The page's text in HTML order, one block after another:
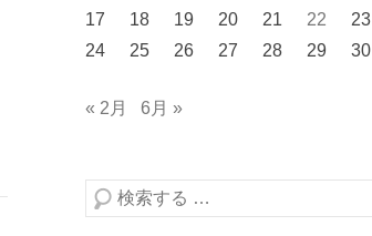
17
18 19 20 21 22
23
24
25 26 27 28 29 30
« 2月 6月 »
検索する